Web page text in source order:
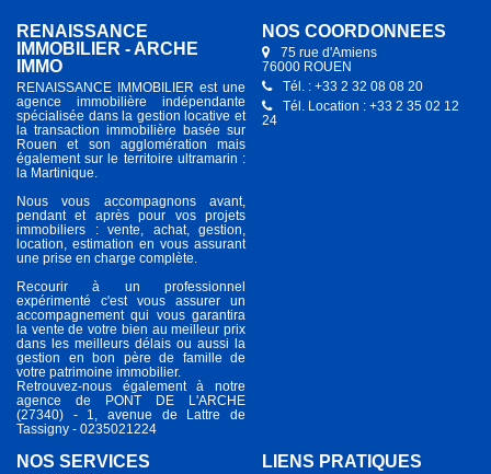
RENAISSANCE
IMMOBILIER - ARCHE
IMMO
RENAISSANCE IMMOBILIER est une
agence immobilière indépendante
spécialisée dans la gestion locative et
la transaction immobilière basée sur
Rouen et son agglomération mais
également sur le territoire ultramarin :
la Martinique.
Nous vous accompagnons avant,
pendant et après pour vos projets
immobiliers : vente, achat, gestion,
location, estimation en vous assurant
une prise en charge complète.
Recourir à un professionnel
expérimenté c'est vous assurer un
accompagnement qui vous garantira
la vente de votre bien au meilleur prix
dans les meilleurs délais ou aussi la
gestion en bon père de famille de
votre patrimoine immobilier.
Retrouvez-nous également à notre
agence de PONT DE L'ARCHE
(27340) - 1, avenue de Lattre de
Tassigny - 0235021224
NOS COORDONNÉES
75 rue d'Amiens
76000 ROUEN
Tél. : +33 2 32 08 08 20
Tél. Location : +33 2 35 02 12
24
NOS SERVICES LIENS PRATIQUES